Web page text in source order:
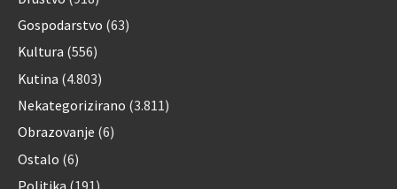
Gospodarstvo (63)
Kultura (556)
Kutina (4.803)
Nekategorizirano (3.811)
Obrazovanje (6)
Ostalo (6)